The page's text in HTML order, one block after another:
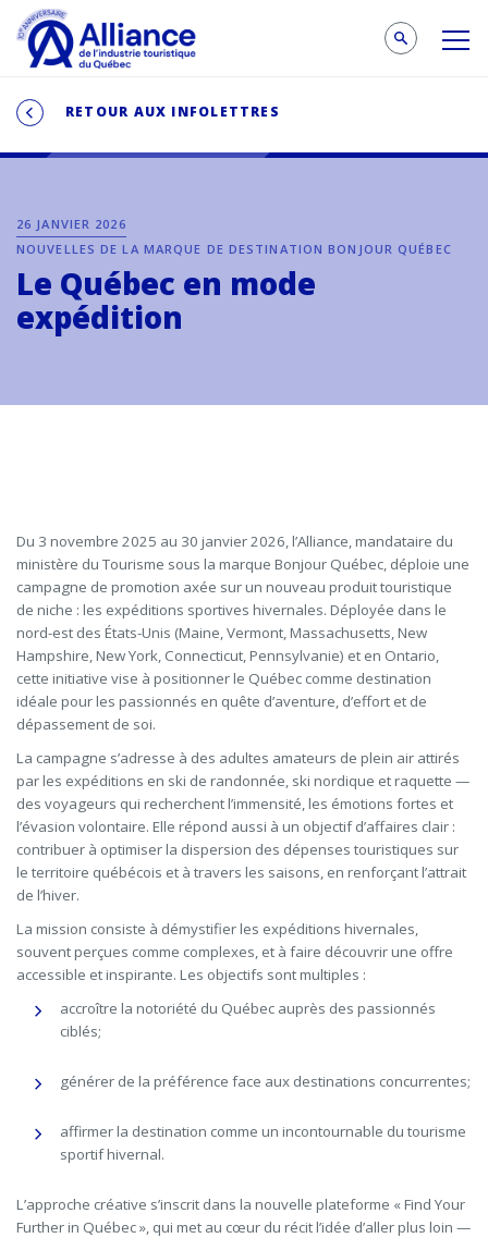
RETOUR AUX INFOLETTRES
26 JANVIER 2026
NOUVELLES DE LA MARQUE DE DESTINATION BONJOUR QUÉBEC
Le Québec en mode
expédition
Du 3 novembre 2025 au 30 janvier 2026, l’Alliance, mandataire du
ministère du Tourisme sous la marque Bonjour Québec, déploie une
campagne de promotion axée sur un nouveau produit touristique
de niche : les expéditions sportives hivernales. Déployée dans le
nord-est des États-Unis (Maine, Vermont, Massachusetts, New
Hampshire, New York, Connecticut, Pennsylvanie) et en Ontario,
cette initiative vise à positionner le Québec comme destination
idéale pour les passionnés en quête d’aventure, d’effort et de
dépassement de soi.
La campagne s’adresse à des adultes amateurs de plein air attirés
par les expéditions en ski de randonnée, ski nordique et raquette —
des voyageurs qui recherchent l’immensité, les émotions fortes et
l’évasion volontaire. Elle répond aussi à un objectif d’affaires clair :
contribuer à optimiser la dispersion des dépenses touristiques sur
le territoire québécois et à travers les saisons, en renforçant l’attrait
de l’hiver.
La mission consiste à démystifier les expéditions hivernales,
souvent perçues comme complexes, et à faire découvrir une offre
accessible et inspirante. Les objectifs sont multiples :
accroître la notoriété du Québec auprès des passionnés
ciblés;
générer de la préférence face aux destinations concurrentes;
affirmer la destination comme un incontournable du tourisme
sportif hivernal.
L’approche créative s’inscrit dans la nouvelle plateforme « Find Your
Further in Québec », qui met au cœur du récit l’idée d’aller plus loin —